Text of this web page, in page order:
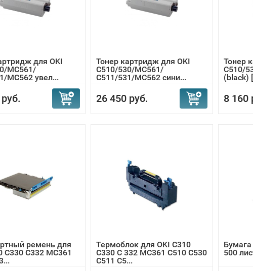
для OKI
MC561/
MC562 увел...
Тонер картридж для OKI
C510/530/MC561/
С511/531/MC562 сини...
26 450 руб.
Тонер
C510/
(black)
8 160
ремень для
C330 C332 MC361
Термоблок для OKI C310
C330 C 332 MC361 C510 C530
C511 C5...
Бумага
500